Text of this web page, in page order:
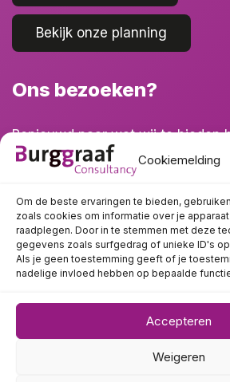
Cookiemelding
Om de beste ervaringen te bieden,
zoals cookies om informatie over je
raadplegen. Door in te stemmen met deze
gegevens zoals surfgedrag of unieke ID's
Als je geen toestemming geeft of je
nadelige invloed hebben op bepaalde
Accepteren
Weigeren
Bekijk onze planning
Ons bezoeken?
Benieuwd naar wat wij te bieden
eens langs!